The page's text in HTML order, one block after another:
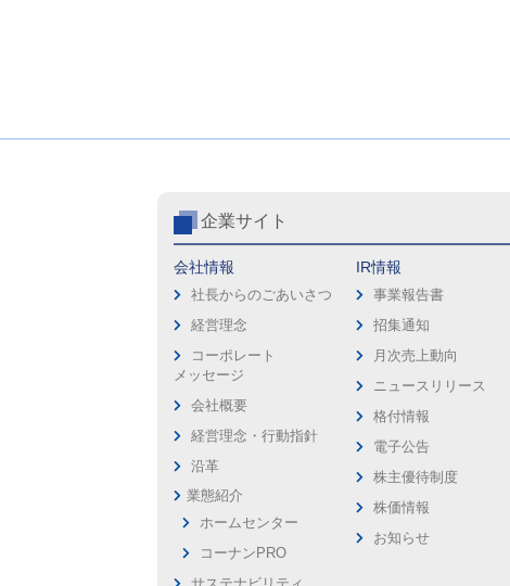
企業サイト
会社情報
社長からのごあいさつ
経営理念
コーポレート
メッセージ
会社概要
経営理念・行動指針
沿革
業態紹介
ホームセンター
コーナンPRO
IR情報
事業報告書
招集通知
月次売上動向
ニュースリリース
格付情報
電子公告
株主優待制度
株価情報
お知らせ